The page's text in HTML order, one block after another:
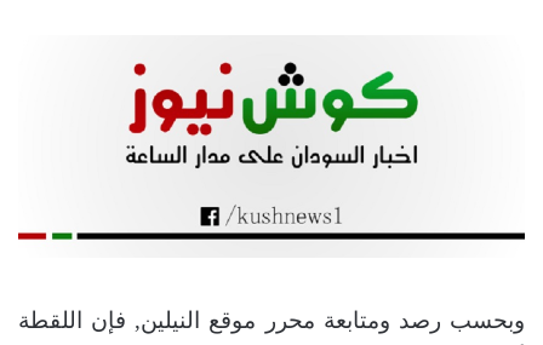
وبحسب رصد ومتابعة محرر موقع النيلين, فإن اللقطة